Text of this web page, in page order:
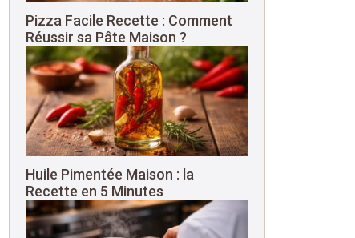
Pizza Facile Recette : Comment
Réussir sa Pâte Maison ?
Huile Pimentée Maison : la
Recette en 5 Minutes